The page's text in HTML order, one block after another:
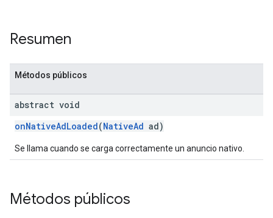
Resumen
Métodos públicos
abstract void
onNativeAdLoaded(NativeAd ad)
Se llama cuando se carga correctamente un anuncio nativo.
Métodos públicos